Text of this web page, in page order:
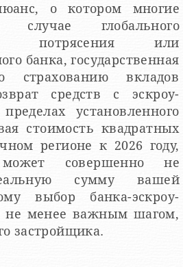
о котором многие
глобального
потрясения или
банка, государственная
страхованию вкладов
средств с эскроу-
установленного
стоимость квадратных
регионе к 2026 году,
совершенно не
сумму вашей
выбор банка-эскроу-
не менее важным шагом,
застройщика.